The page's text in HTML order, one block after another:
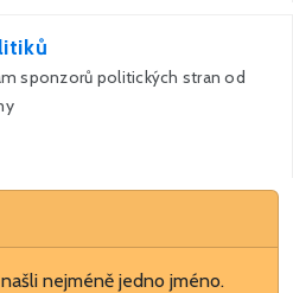
sponzorů politických stran od
nejméně jedno jméno.